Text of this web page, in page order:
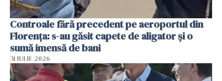
Controale fără precedent pe aeroportul din
Florența: s-au găsit capete de aligator și o
sumă imensă de bani
31 IULIE 2026